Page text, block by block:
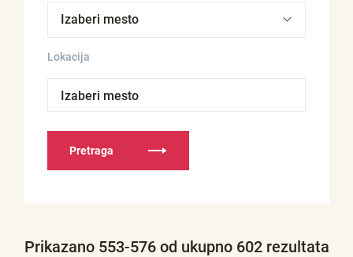
Lokacija
Izaberi mesto
Pretraga
Prikazano 553-576 od ukupno 602 rezultata